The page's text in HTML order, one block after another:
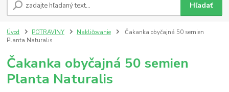
Hľadať
Úvod POTRAVINY Nakličovanie
Čakanka obyčajná 50 semien
Planta Naturalis
Čakanka obyčajná 50 semien
Planta Naturalis